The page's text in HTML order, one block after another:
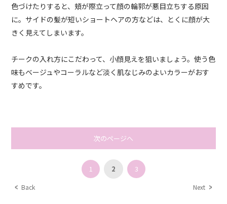
色づけたりすると、頬が際立って顔の輪郭が悪目立ちする原因
に。サイドの髪が短いショートヘアの方などは、とくに顔が大
きく見えてしまいます。
チークの入れ方にこだわって、小顔見えを狙いましょう。使う色
味もベージュやコーラルなど淡く肌なじみのよいカラーがおす
すめです。
次のページへ
Back
1 2 3
Next